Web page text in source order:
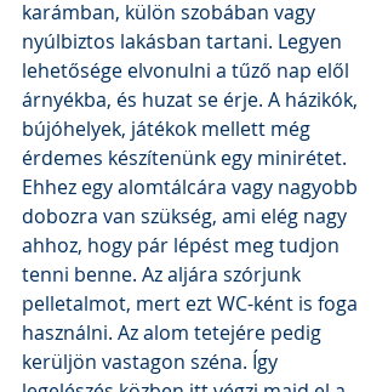
karámban, külön szobában vagy
nyúlbiztos lakásban tartani. Legyen
lehetősége elvonulni a tűző nap elől
árnyékba, és huzat se érje. A házikók,
bújóhelyek, játékok mellett még
érdemes készítenünk egy minirétet.
Ehhez egy alomtálcára vagy nagyobb
dobozra van szükség, ami elég nagy
ahhoz, hogy pár lépést meg tudjon
tenni benne. Az aljára szórjunk
pelletalmot, mert ezt WC-ként is foga
használni. Az alom tetejére pedig
kerüljön vastagon széna. Így